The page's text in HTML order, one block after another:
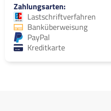
Zahlungsarten
Lastschriftverfahren
Banküberweisung
PayPal
Kreditkarte